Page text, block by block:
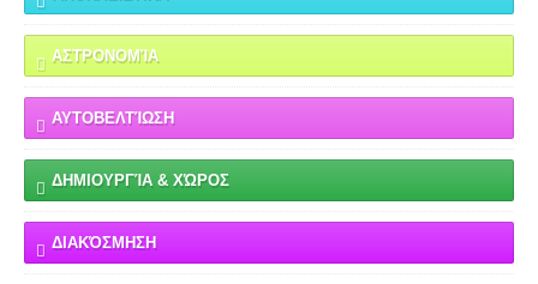
ΑΣΤΡΟΝΟΜΊΑ
ΑΥΤΟΒΕΛΤΊΩΣΗ
ΔΗΜΙΟΥΡΓΊΑ & ΧΏΡΟΣ
ΔΙΑΚΌΣΜΗΣΗ